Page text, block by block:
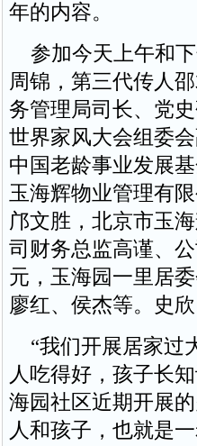
年的内容。
参加今天上午和下
周锦，第三代传人
务管理局司长、党
世界家风大会组委
中国老龄事业发展
玉海辉物业管理有
邝文胜，北京市玉
司财务总监高谨、
元，玉海园一里居
廖红、侯杰等。史
“我们开展居家过
人吃得好，孩子长
海园社区近期开展
人和孩子，也就是